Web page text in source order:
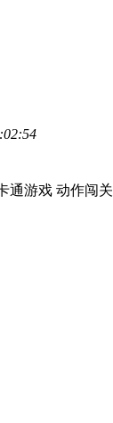
通游戏 动作闯关